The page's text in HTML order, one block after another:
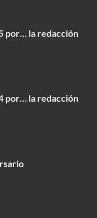
por… la redacción
por… la redacción